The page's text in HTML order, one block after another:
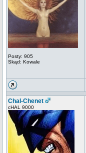
Posty: 905
Skąd: Kowale
Chal-Chenet
cHAL 9000